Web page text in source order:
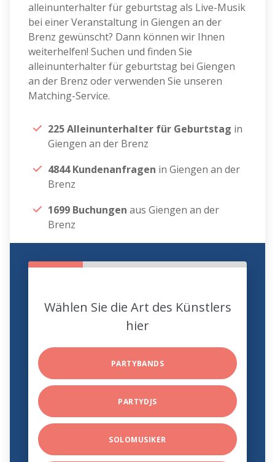
alleinunterhalter für geburtstag als Live-Musik
bei einer Veranstaltung in Giengen an der
Brenz gewünscht? Dann können wir Ihnen
weiterhelfen! Suchen und finden Sie
alleinunterhalter für geburtstag bei Giengen
an der Brenz oder verwenden Sie unseren
Matching-Service.
225 Alleinunterhalter für Geburtstag in
Giengen an der Brenz
4844 Kundenanfragen in Giengen an der
Brenz
1699 Buchungen aus Giengen an der
Brenz
Wählen Sie die Art des Künstlers
hier
PARTYBANDS
PARTYDJS
SOLOMUSIKER